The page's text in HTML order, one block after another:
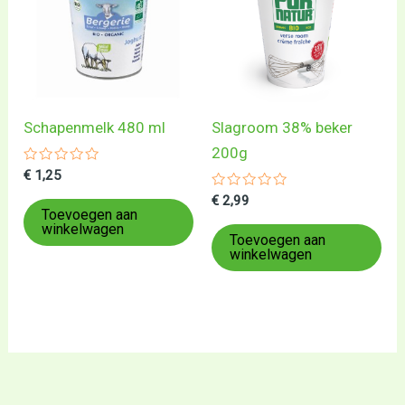
Schapenmelk 480 ml
Gewaardeerd
uit
5
€ 1,25
Toevoegen aan
winkelwagen
Slagroom 38% beker
200g
Gewaardeerd
uit
5
€ 2,99
Toevoegen aan
winkelwagen